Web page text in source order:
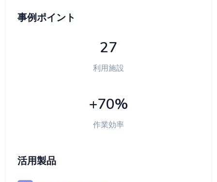
事例ポイント
27
利用施設
+70%
作業効率
活用製品